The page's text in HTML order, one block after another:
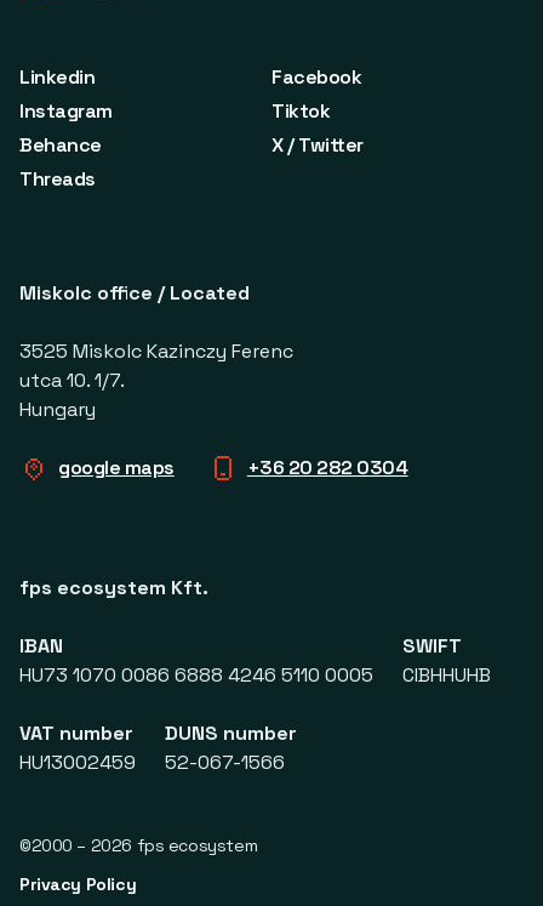
Linkedin
Facebook
Instagram
Tiktok
Behance
X / Twitter
Threads
Miskolc office / Located
3525 Miskolc Kazinczy Ferenc
utca 10. 1/7.
Hungary
google maps +36 20 282 0304
fps ecosystem Kft.
IBAN
HU73 1070 0086 6888 4246 5110 0005
SWIFT
CIBHHUHB
VAT number
HU13002459
DUNS number
52-067-1566
©2000 – 2026 fps ecosystem
Privacy Policy